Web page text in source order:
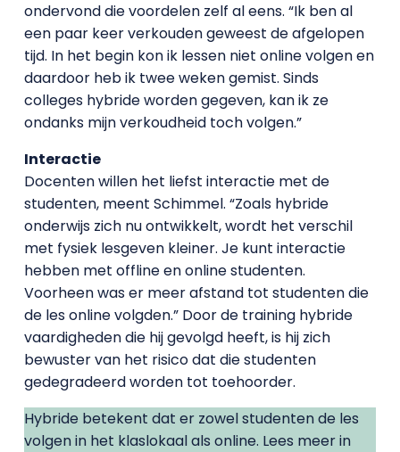
ondervond die voordelen zelf al eens. “Ik ben al
een paar keer verkouden geweest de afgelopen
tijd. In het begin kon ik lessen niet online volgen en
daardoor heb ik twee weken gemist. Sinds
colleges hybride worden gegeven, kan ik ze
ondanks mijn verkoudheid toch volgen.”
Interactie
Docenten willen het liefst interactie met de
studenten, meent Schimmel. “Zoals hybride
onderwijs zich nu ontwikkelt, wordt het verschil
met fysiek lesgeven kleiner. Je kunt interactie
hebben met offline en online studenten.
Voorheen was er meer afstand tot studenten die
de les online volgden.” Door de training hybride
vaardigheden die hij gevolgd heeft, is hij zich
bewuster van het risico dat die studenten
gedegradeerd worden tot toehoorder.
Hybride betekent dat er zowel studenten de les
volgen in het klaslokaal als online. Lees meer in